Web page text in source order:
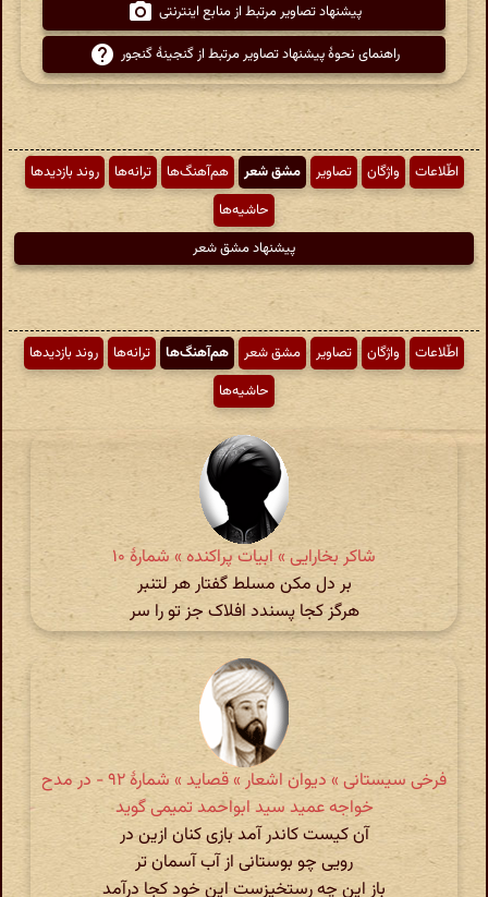
پیشنهاد تصاویر مرتبط از منابع اینترنتی
راهنمای نحوهٔ پیشنهاد تصاویر مرتبط از گنجینهٔ گنجور
اطّلاعات واژگان تصاویر مشق شعر هم‌آهنگ‌ها ترانه‌ها
روند بازدیدها
حاشیه‌ها
پیشنهاد مشق شعر
اطّلاعات واژگان تصاویر مشق شعر هم‌آهنگ‌ها ترانه‌ها
روند بازدیدها
حاشیه‌ها
شاکر بخارایی » ابیات پراکنده » شمارهٔ ۱۰
بر دل مکن مسلط گفتار هر لتنبر
هرگز کجا پسندد افلاک جز تو را سر
فرخی سیستانی » دیوان اشعار » قصاید » شمارهٔ ۹۲ - در مدح
خواجه عمید سید ابواحمد تمیمی گوید
آن کیست کاندر آمد بازی کنان ازین در
رویی چو بوستانی از آب آسمان تر
باز این چه رستخیز‌ست این خود کجا درآمد